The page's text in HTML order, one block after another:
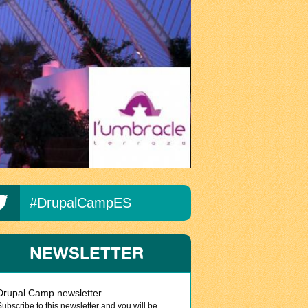
#DrupalCampES
NEWSLETTER
Camp newsletter
to this newsletter and you will be